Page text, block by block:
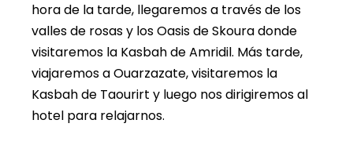
hora de la tarde, llegaremos a través de los
valles de rosas y los Oasis de Skoura donde
visitaremos la Kasbah de Amridil. Más tarde,
viajaremos a Ouarzazate, visitaremos la
Kasbah de Taourirt y luego nos dirigiremos al
hotel para relajarnos.